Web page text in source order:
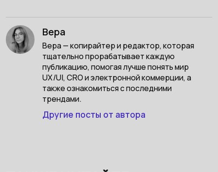
Вера
Вера — копирайтер и редактор, которая
тщательно прорабатывает каждую
публикацию, помогая лучше понять мир
UX/UI, CRO и электронной коммерции, а
также ознакомиться с последними
трендами.
Другие посты от автора